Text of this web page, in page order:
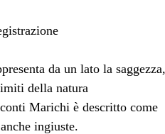
da un lato la saggezza,
della natura
Marichi è descritto come
ingiuste.